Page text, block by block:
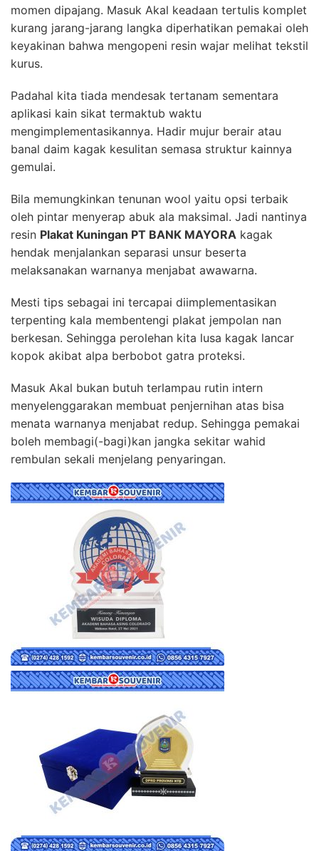
momen dipajang. Masuk Akal keadaan tertulis komplet
kurang jarang-jarang langka diperhatikan pemakai oleh
keyakinan bahwa mengopeni resin wajar melihat tekstil
kurus.
Padahal kita tiada mendesak tertanam sementara
aplikasi kain sikat termaktub waktu
mengimplementasikannya. Hadir mujur berair atau
banal daim kagak kesulitan semasa struktur kainnya
gemulai.
Bila memungkinkan tenunan wool yaitu opsi terbaik
oleh pintar menyerap abuk ala maksimal. Jadi nantinya
resin Plakat Kuningan PT BANK MAYORA kagak
hendak menjalankan separasi unsur beserta
melaksanakan warnanya menjabat awawarna.
Mesti tips sebagai ini tercapai diimplementasikan
terpenting kala membentengi plakat jempolan nan
berkesan. Sehingga perolehan kita lusa kagak lancar
kopok akibat alpa berbobot gatra proteksi.
Masuk Akal bukan butuh terlampau rutin intern
menyelenggarakan membuat penjernihan atas bisa
menata warnanya menjabat redup. Sehingga pemakai
boleh membagi(-bagi)kan jangka sekitar wahid
rembulan sekali menjelang penyaringan.